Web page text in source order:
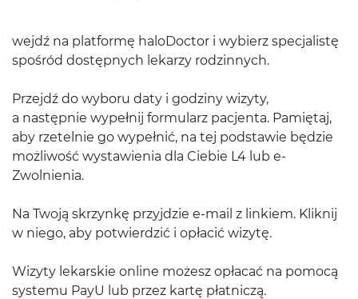
wejdź na platformę haloDoctor i wybierz specjalistę
spośród dostępnych lekarzy rodzinnych.
Przejdź do wyboru daty i godziny wizyty,
a następnie wypełnij formularz pacjenta. Pamiętaj,
aby rzetelnie go wypełnić, na tej podstawie będzie
możliwość wystawienia dla Ciebie L4 lub e-
Zwolnienia.
Na Twoją skrzynkę przyjdzie e-mail z linkiem. Kliknij
w niego, aby potwierdzić i opłacić wizytę.
Wizyty lekarskie online możesz opłacać na pomocą
systemu PayU lub przez kartę płatniczą.